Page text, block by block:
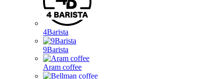
4Barista
9Barista
Aram coffee